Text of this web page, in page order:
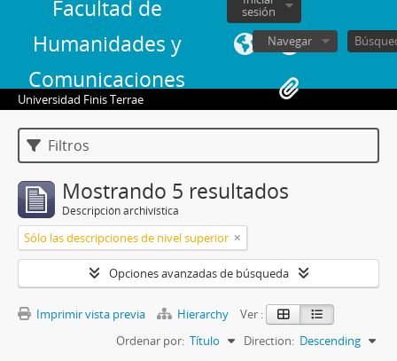
Facultad de
Humanidades y
Comunicaciones
sesión
Navegar
Universidad Finis Terrae
Filtros
Mostrando 5 resultados
Descripción archivística
Sólo las descripciones de nivel superior
Opciones avanzadas de búsqueda
Imprimir vista previa Hierarchy
Ver :
Ordenar por: Título Direction: Descending